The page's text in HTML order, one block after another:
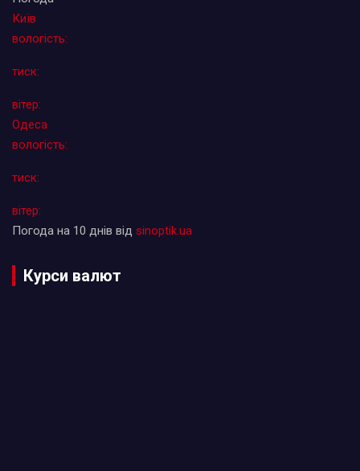
Київ
вологість:
тиск:
вітер:
Одеса
вологість:
тиск:
вітер:
Погода на 10 днів від sinoptik.ua
Курси валют